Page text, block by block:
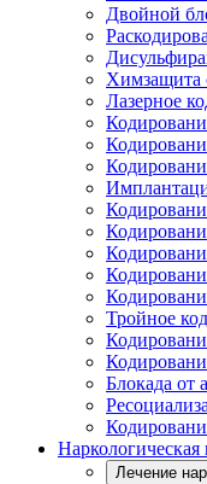
Двойной
Химзащита
Лазерное
Тройное
Блокада от
Лечение